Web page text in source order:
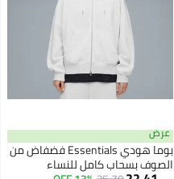
عرض
بوما هودي Essentials فضفاض من
الصوف بسحاب كامل للنساء